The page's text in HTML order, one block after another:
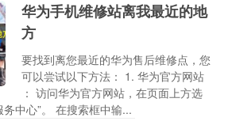
华为手机维修站离我最近的地
方
要找到离您最近的华为售后维修点，您
可以尝试以下方法： 1. 华为官方网站
： 访问华为官方网站，在页面上方选
务中心”。 在搜索框中输...